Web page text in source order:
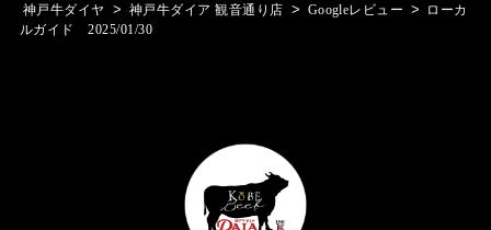
神戸牛ダイヤ > 神戸牛ダイア 観音通り店 > Googleレビュー >
ローカ
ルガイド 2025/01/30